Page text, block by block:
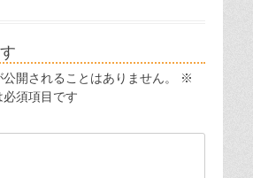
開されることはありません。
※
須項目です